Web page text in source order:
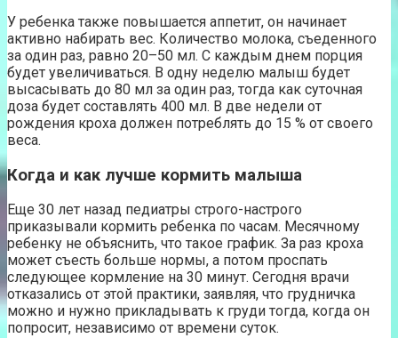
У ребенка также повышается аппетит, он начинает
активно набирать вес. Количество молока, съеденного
за один раз, равно 20–50 мл. С каждым днем порция
будет увеличиваться. В одну неделю малыш будет
высасывать до 80 мл за один раз, тогда как суточная
доза будет составлять 400 мл. В две недели от
рождения кроха должен потреблять до 15 % от своего
веса.
Когда и как лучше кормить малыша
Еще 30 лет назад педиатры строго-настрого
приказывали кормить ребенка по часам. Месячному
ребенку не объяснить, что такое график. За раз кроха
может съесть больше нормы, а потом проспать
следующее кормление на 30 минут. Сегодня врачи
отказались от этой практики, заявляя, что грудничка
можно и нужно прикладывать к груди тогда, когда он
попросит, независимо от времени суток.